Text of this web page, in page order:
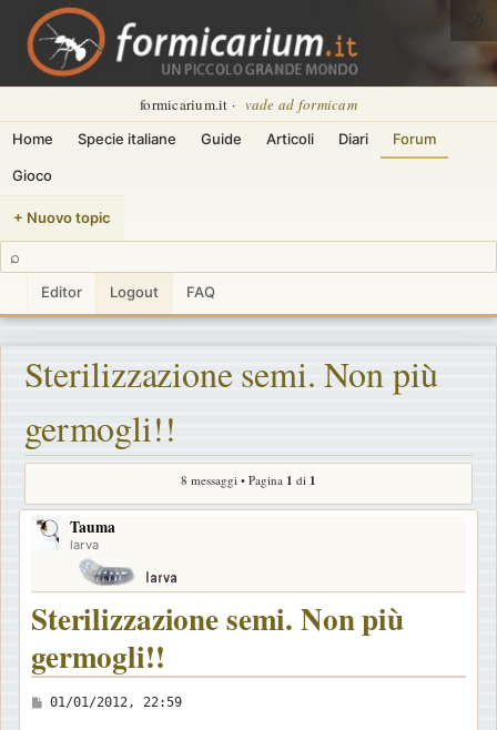
formicarium.it · vade ad formicam
Home Specie italiane Guide Articoli Diari Forum
Gioco
+ Nuovo topic
⌕
Editor Logout FAQ
🌙
Sterilizzazione semi. Non più
germogli!!
8 messaggi • Pagina 1 di 1
Tauma
larva
Sterilizzazione semi. Non più
germogli!!
M
01/01/2012, 22:59